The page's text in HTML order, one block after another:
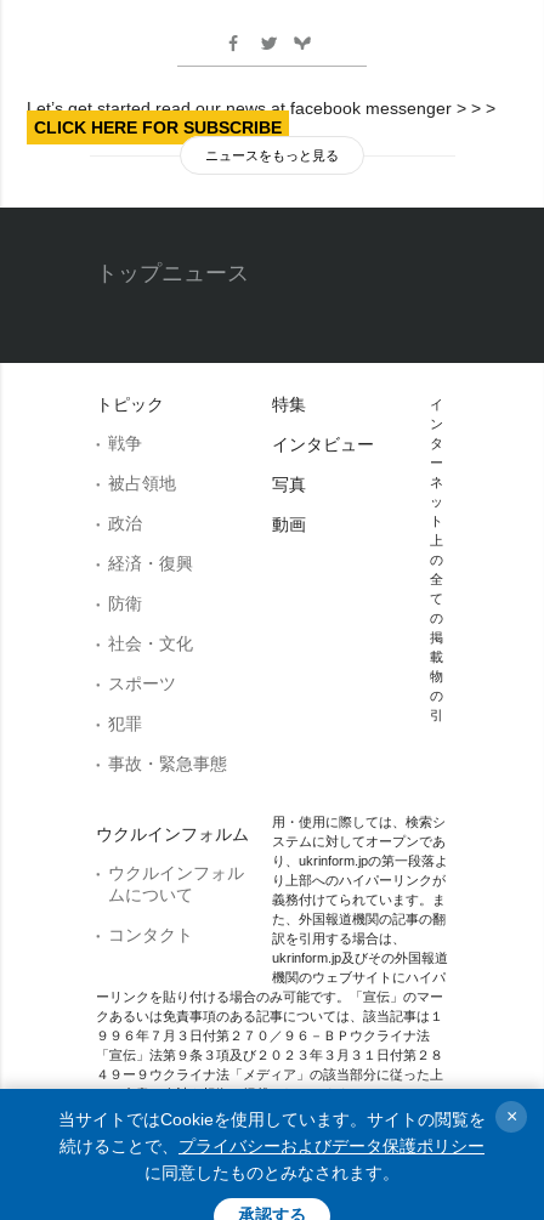
Let’s get started read our news at facebook messenger > > >
CLICK HERE FOR SUBSCRIBE
ニュースをもっと見る
トップニュース
トピック
戦争
被占領地
政治
経済・復興
防衛
社会・文化
スポーツ
犯罪
事故・緊急事態
ウクルインフォルム
ウクルインフォル
ムについて
コンタクト
特集
インタビュー
写真
動画
イ
ン
タ
ー
ネ
ッ
ト
上
の
全
て
の
掲
載
物
の
引
用・使用に際しては、検索シ
ステムに対してオープンであ
り、ukrinform.jpの第一段落よ
り上部へのハイパーリンクが
義務付けてられています。ま
た、外国報道機関の記事の翻
訳を引用する場合は、
ukrinform.jp及びその外国報道
機関のウェブサイトにハイパ
ーリンクを貼り付ける場合のみ可能です。「宣伝」のマー
クあるいは免責事項のある記事については、該当記事は１
９９６年７月３日付第２７０／９６－ＢＰウクライナ法
「宣伝」法第９条３項及び２０２３年３月３１日付第２８
４９ー９ウクライナ法「メディア」の該当部分に従った上
で、合意／会計を根拠に掲載されています。
オンラインメディア主体 メディア識別番号：R40-01421.
© 2015-2026 Ukrinform. All rights reserved.
当サイトではCookieを使用しています。サイトの閲覧を
続けることで、 プライバシーおよびデータ保護ポリシー
に同意したものとみなされます。
承認する
×